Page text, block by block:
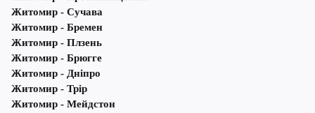
Житомир - Сучава
Житомир - Бремен
Житомир - Плзень
Житомир - Брюгге
Житомир - Дніпро
Житомир - Трір
Житомир - Мейдстон